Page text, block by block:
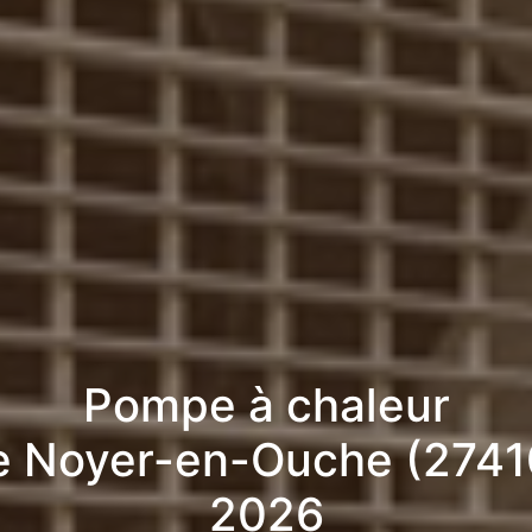
Pompe à chaleur
Noyer-en-Ouche
2026